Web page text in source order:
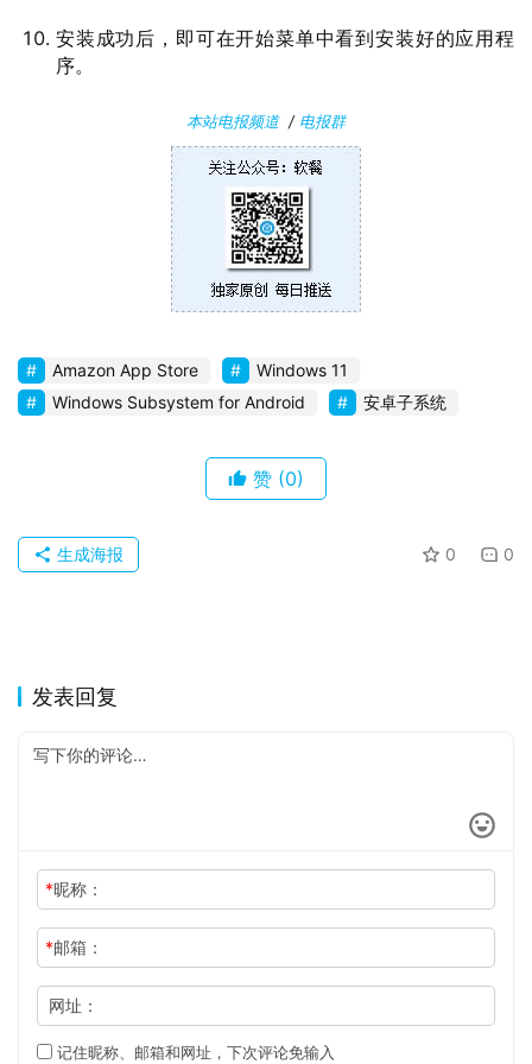
安装成功后，即可在开始菜单中看到安装好的应用程
序。
本站电报频道/ 电报群
Amazon App Store
Windows 11
Windows Subsystem for Android
安卓子系统
赞 (0)
0 0
生成海报
发表回复
*昵称：
*邮箱：
网址：
记住昵称、邮箱和网址，下次评论免输入